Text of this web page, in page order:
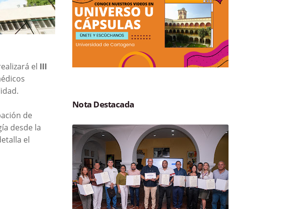
el III
de
desde la
el
Nota Destacada